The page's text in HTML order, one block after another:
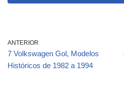
ANTERIOR
7 Volkswagen Gol, Modelos
Históricos de 1982 a 1994